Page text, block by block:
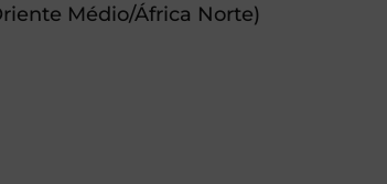
Médio/África Norte)